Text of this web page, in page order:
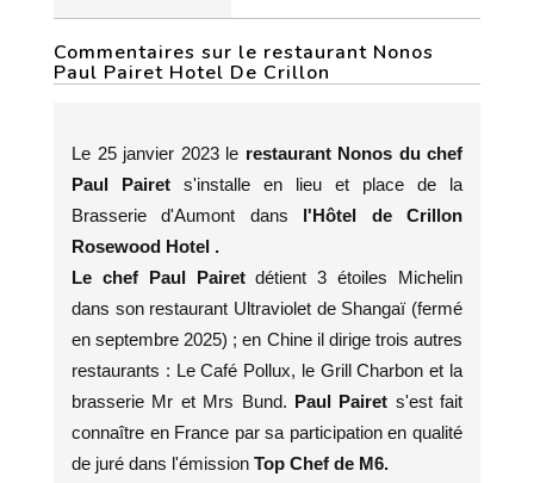
Commentaires sur le restaurant Nonos
Paul Pairet Hotel De Crillon
Le 25 janvier 2023 le restaurant Nonos du chef
Paul Pairet s'installe en lieu et place de la
Brasserie d'Aumont dans l'Hôtel de Crillon
Rosewood Hotel .
Le chef Paul Pairetdétient 3 étoiles Michelin
dans son restaurant Ultraviolet de Shangaï (fermé
en septembre 2025) ; en Chine il dirige trois autres
restaurants : Le Café Pollux, le Grill Charbon et la
brasserie Mr et Mrs Bund. Paul Pairet s'est fait
connaître en France par sa participation en qualité
de juré dans l'émission Top Chef de M6.